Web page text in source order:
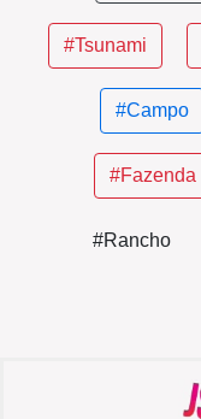
#Tsunami
#Campo
#Fazenda
#Rancho